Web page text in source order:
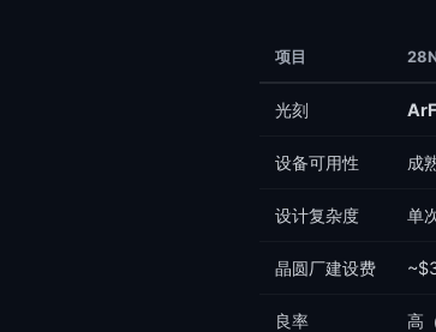
项目
光刻
设备可用性 成
设计复杂度 单
晶圆厂建设费
良率 高